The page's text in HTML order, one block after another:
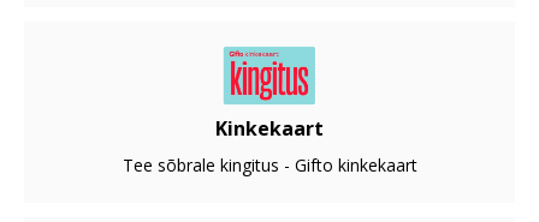
Kinkekaart
Tee sõbrale kingitus - Gifto kinkekaart